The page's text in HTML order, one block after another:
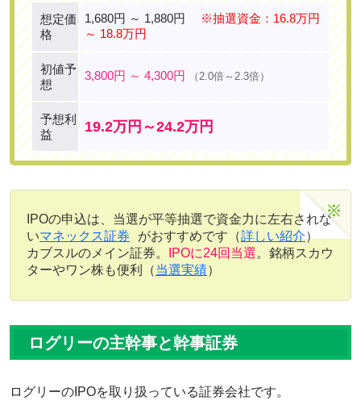
想定価
格
1,680円 ～ 1,880円
※抽選資金：16.8万円
～ 18.8万円
初値予
想
3,800円 ～ 4,300円 （2.0倍～2.3倍）
予想利
益
19.2万円～24.2万円
IPOの申込は、当選が平等抽選で資金力に左右されな
いマネックス証券 がおすすめです（詳しい紹介）
カブスルのメイン証券。
IPOに24回当選。銘柄スカウ
ターやワン株も便利（当選実績）
ログリーの主幹事と幹事証券
ログリーのIPOを取り扱っている証券会社です。